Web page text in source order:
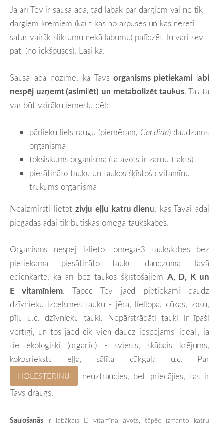
Ja arī Tev ir sausa āda, tad labāk par dārgiem vai ne tik
dārgiem krēmiem (kaut kas no ārpuses un kas nereti
satur vairāk sliktumu nekā labumu) palīdzēt Tu vari sev
pati (no iekšpuses). Lasi kā.
Sausa āda nozīmē, ka Tavs organisms pietiekami labi
nespēj uzņemt (asimilēt) un metabolizēt taukus. Tas tā
var būt vairāku iemeslu dēļ:
pārlieku liels raugu (piemēram, Candida) daudzums
organismā
toksiskums organismā (tā avots ir zarnu trakts)
piesātināto tauku un taukos šķīstošo vitamīnu
trūkums organismā
Neaizmirsti lietotzivju eļļu katru dienu, kas Tavai ādai
piegādās ādai tik būtiskās omega taukskābes.
Organisms nespēj izlietot omega-3 taukskābes bez
pietiekama piesātināto tauku daudzuma Tavā
ēdienkartē, kā arī bez taukos šķīstošajiem A, D, K un
E vitamīniem. Tāpēc Tev jāēd pietiekami daudz
dzīvnieku izcelsmes tauku - jēra, liellopa, cūkas, zosu,
pīļu u.c. dzīvnieku tauki. Nepārstrādāti tauki ir īpaši
vērtīgi, un tos jāēd cik vien daudz iespējams, ideāli, ja
tie ekoloģiski (organic) - sviests, skābais krējums,
kokosriekstu eļļa, sālīta cūkgaļa u.c. Par
HOLESTERĪNU
neuztraucies, bet priecājies, tas ir
Tavs draugs.
Sauļošanās ir labākais D vitamīna avots, tāpēc izmanto katru